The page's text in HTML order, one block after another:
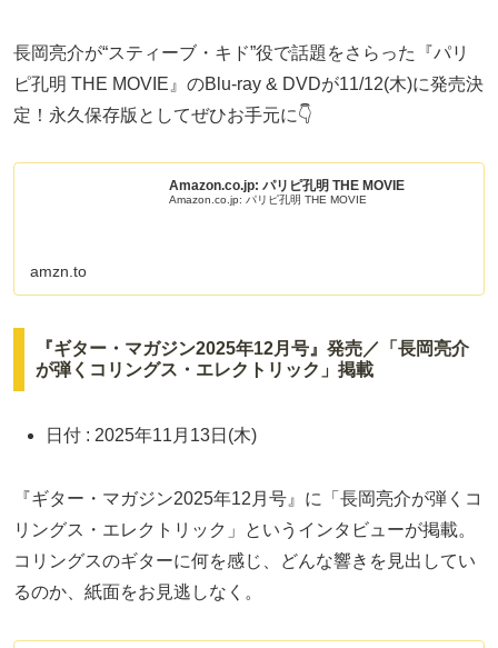
長岡亮介が“スティーブ・キド”役で話題をさらった『パリ
ピ孔明 THE MOVIE』のBlu-ray & DVDが11/12(木)に発売決
定！永久保存版としてぜひお手元に👇️
Amazon.co.jp: パリピ孔明 THE MOVIE
Amazon.co.jp: パリピ孔明 THE MOVIE
amzn.to
『ギター・マガジン2025年12月号』発売／「長岡亮介
が弾くコリングス・エレクトリック」掲載
日付 : 2025年11月13日(木)
『ギター・マガジン2025年12月号』に「長岡亮介が弾くコ
リングス・エレクトリック」というインタビューが掲載。
コリングスのギターに何を感じ、どんな響きを見出してい
るのか、紙面をお見逃しなく。